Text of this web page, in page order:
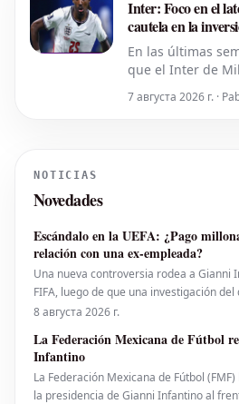
Inter: Foco en el
cautela en la
En las últimas
que el Inter de
candidato en su
7 августа 2026 г. ·
NOTICIAS
Novedades
Escándalo en la UEFA: ¿Pago
relación con una ex-empleada?
Una nueva controversia rodea a Gianni
FIFA, luego de que una investigación
sugiriera que la UEFA desembolsó una
mundial habría tenido una relación
8 августа 2026 г.
La Federación Mexicana de Fútbol
Infantino
La Federación Mexicana de Fútbol
la presidencia de Gianni Infantino al